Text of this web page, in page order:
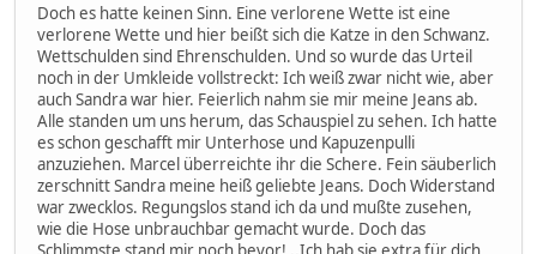
Doch es hatte keinen Sinn. Eine verlorene Wette ist eine
verlorene Wette und hier beißt sich die Katze in den Schwanz.
Wettschulden sind Ehrenschulden. Und so wurde das Urteil
noch in der Umkleide vollstreckt: Ich weiß zwar nicht wie, aber
auch Sandra war hier. Feierlich nahm sie mir meine Jeans ab.
Alle standen um uns herum, das Schauspiel zu sehen. Ich hatte
es schon geschafft mir Unterhose und Kapuzenpulli
anzuziehen. Marcel überreichte ihr die Schere. Fein säuberlich
zerschnitt Sandra meine heiß geliebte Jeans. Doch Widerstand
war zwecklos. Regungslos stand ich da und mußte zusehen,
wie die Hose unbrauchbar gemacht wurde. Doch das